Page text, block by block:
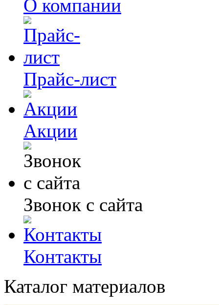
О компании
Прайс-лист
Акции
Звонок с сайта
Контакты
Каталог материалов